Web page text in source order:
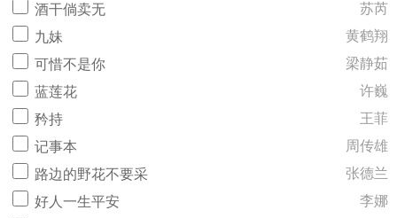
酒干倘卖无
苏芮
九妹
黄鹤翔
可惜不是你
梁静茹
蓝莲花
许巍
矜持
王菲
记事本
周传雄
路边的野花不要采
张德兰
好人一生平安
李娜